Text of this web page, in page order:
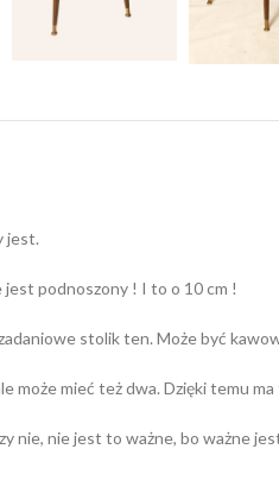
jest.
jest podnoszony ! I to o 10 cm !
stolik ten. Może być
może mieć też dwa. Dzięki temu
nie, nie jest to ważne, bo ważne